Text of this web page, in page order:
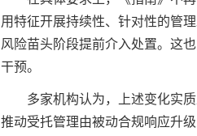
用特征开展持续性、针对性的管
风险苗头阶段提前介入处置。这
干预。
多家机构认为，上述变化实质
推动受托管理由被动合规响应升